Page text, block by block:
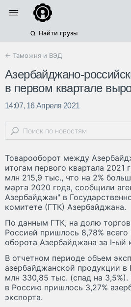
Найти грузы
← Таможня и ВЭД
Азербайджано-
в первом квартале
14:07, 16 Апреля 2021
Товарооборот между
итогам первого квартала 2021
млн 215,9 тыс., что на 2%
марта 2020 года, сообщили
Азербайджан" в
комитете (ГТК) Азербайджана.
По данным ГТК, на долю
Россией пришлось 8,78% всего
оборота Азербайджана за I-ый
В отчетном периоде объем
азербайджанской продукции в
млн 330,85 тыс. (спад на
в Россию пришлось 3,27%
экспорта.